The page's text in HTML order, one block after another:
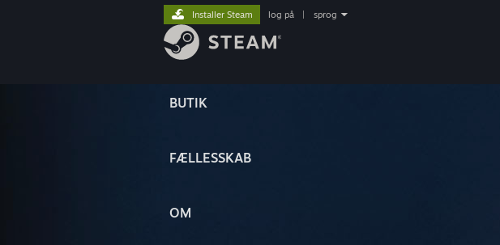
BUTIK
FÆLLESSKAB
OM
Installer Steam log på sprog